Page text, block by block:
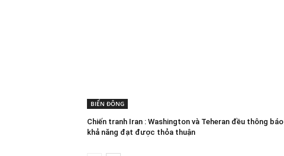
BIỂN ĐÔNG
Chiến tranh Iran : Washington và Teheran đều thông báo
khả năng đạt được thỏa thuận